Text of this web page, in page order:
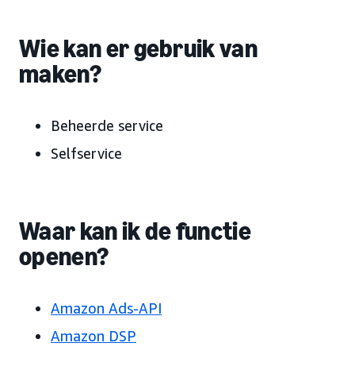
Wie kan er gebruik van
maken?
Beheerde service
Selfservice
Waar kan ik de functie
openen?
Amazon Ads-API
Amazon DSP